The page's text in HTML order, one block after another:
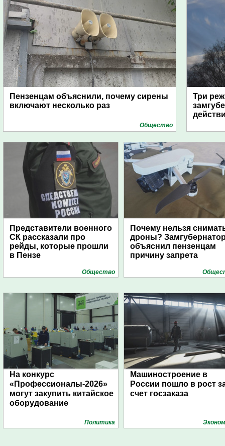
Пензенцам объяснили, почему сирены
включают несколько раз
Общество
Три
Представители военного
СК рассказали про
рейды, которые прошли
в Пензе
Общество
Почему нельзя
дроны?
объяснил пензенцам
причину запрета
На конкурс
«Профессионалы-2026»
могут закупить китайское
оборудование
Политика
Машиностроение в
России пошло в рост
счет госзаказа